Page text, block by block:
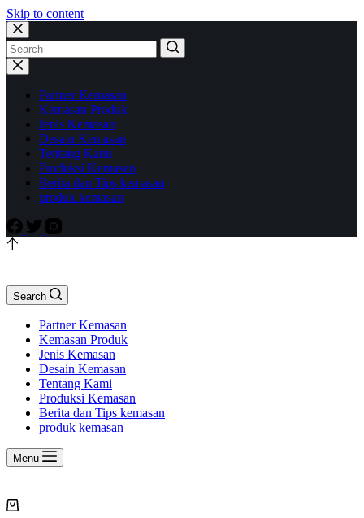
Skip to content
Partner Kemasan
Kemasan Produk
Jenis Kemasan
Desain Kemasan
Tentang Kami
Produksi Kemasan
Berita dan Tips kemasan
produk kemasan
Search
Partner Kemasan
Kemasan Produk
Jenis Kemasan
Desain Kemasan
Tentang Kami
Produksi Kemasan
Berita dan Tips kemasan
produk kemasan
Menu
Shopping